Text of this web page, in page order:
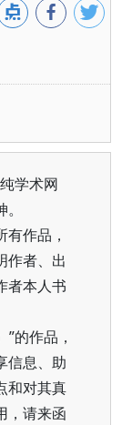
学术网
作品，
作者、出
者本人书
的作品，
信息、助
和对其真
，请来函